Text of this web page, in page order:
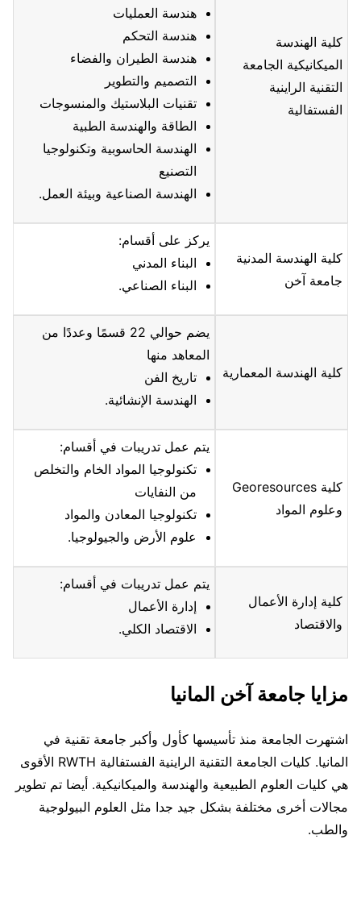
كلية الهندسة
الميكانيكية الجامعة
التقنية الراينية
الفستفالية
هندسة العمليات
هندسة التحكم
هندسة الطيران والفضاء
التصميم والتطوير
تقنيات البلاستيك والمنسوجات
الطاقة والهندسة الطبية
الهندسة الحاسوبية وتكنولوجيا
التصنيع
الهندسة الصناعية وبيئة العمل.
كلية الهندسة المدنية
جامعة آخن
يركز على أقسام:
البناء المدني
البناء الصناعي.
كلية الهندسة المعمارية
يضم حوالي 22 قسمًا وعددًا من
المعاهد منها
تاريخ الفن
الهندسة الإنشائية.
كلية Georesources
وعلوم المواد
يتم عمل تدريبات في أقسام:
تكنولوجيا المواد الخام والتخلص
من النفايات
تكنولوجيا المعادن والمواد
علوم الأرض والجيولوجيا.
كلية إدارة الأعمال
والاقتصاد
يتم عمل تدريبات في أقسام:
إدارة الأعمال
الاقتصاد الكلي.
مزايا جامعة آخن المانيا
اشتهرت الجامعة منذ تأسيسها كأول وأكبر جامعة تقنية في
المانيا. كليات الجامعة التقنية الراينية الفستفالية RWTH الأقوى
هي كليات العلوم الطبيعية والهندسة والميكانيكية. أيضا تم تطوير
مجالات أخرى مختلفة بشكل جيد جدا مثل العلوم البيولوجية
والطب.